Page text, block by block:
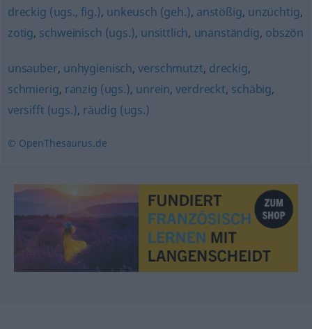
dreckig (ugs., fig.), unkeusch (geh.), anstößig, unzüchtig,
zotig, schweinisch (ugs.), unsittlich, unanständig, obszön
unsauber, unhygienisch,verschmutzt, dreckig,
schmierig, ranzig (ugs.), unrein,verdreckt, schäbig,
versifft (ugs.), räudig (ugs.)
© OpenThesaurus.de